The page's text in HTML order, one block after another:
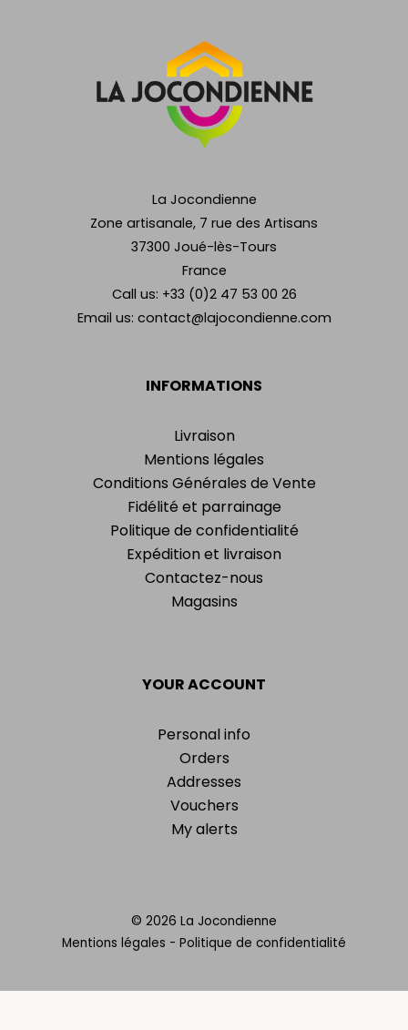
INFORMATIONS
Livraison
Mentions légales
Conditions Générales de Vente
Fidélité et parrainage
Politique de confidentialité
Expédition et livraison
Contactez-nous
Magasins
YOUR ACCOUNT
Personal info
Orders
Addresses
Vouchers
My alerts
La Jocondienne
Zone artisanale, 7 rue des Artisans
37300 Joué-lès-Tours
France
Call us: +33 (0)2 47 53 00 26
Email us: contact@lajocondienne.com
© 2026 La Jocondienne
Mentions légales - Politique de confidentialité